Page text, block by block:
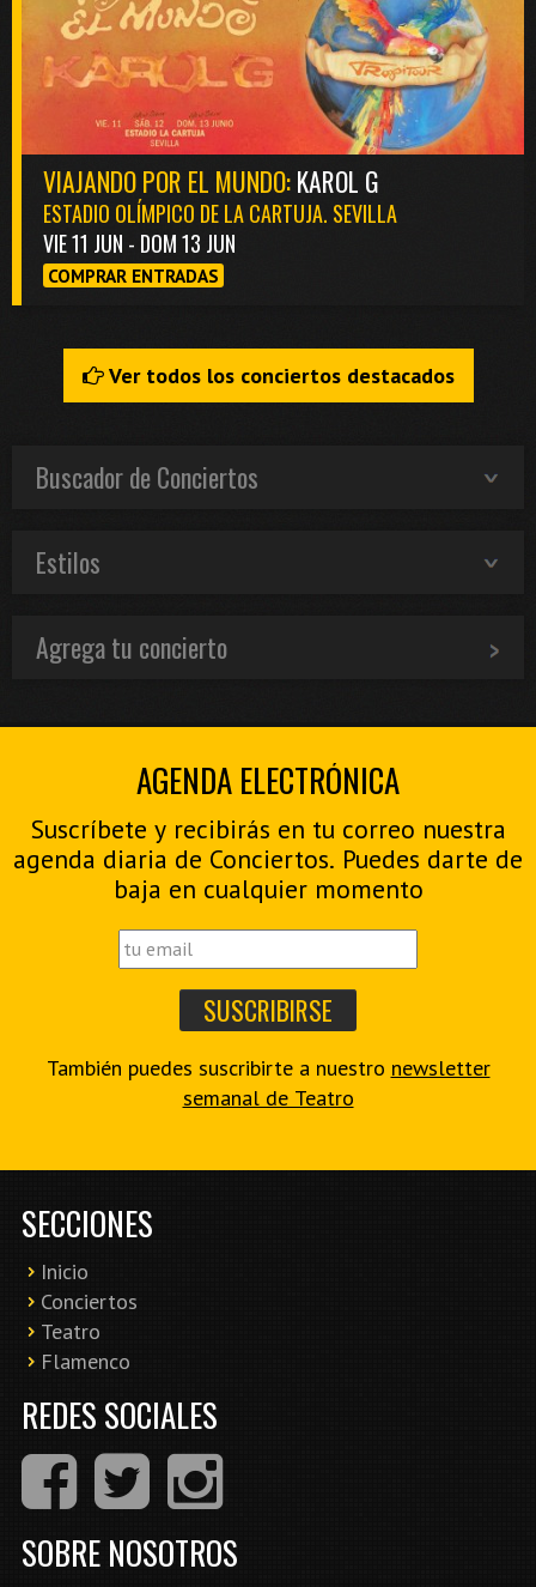
VIAJANDO POR EL MUNDO:KAROL G
ESTADIO OLÍMPICO DE LA CARTUJA. SEVILLA
VIE 11 JUN - DOM 13 JUN
COMPRAR ENTRADAS
Ver todos los conciertos destacados
Buscador de Conciertos
Estilos
Agrega tu concierto
AGENDA ELECTRÓNICA
Suscríbete y recibirás en tu correo nuestra
agenda diaria de Conciertos. Puedes darte de
baja en cualquier momento
También puedes suscribirte a nuestro newsletter
semanal de Teatro
SECCIONES
Inicio
Conciertos
Teatro
Flamenco
REDES SOCIALES
SOBRE NOSOTROS